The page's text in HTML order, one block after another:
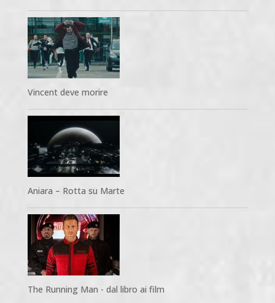
Vincent deve morire
Aniara – Rotta su Marte
The Running Man - dal libro ai film